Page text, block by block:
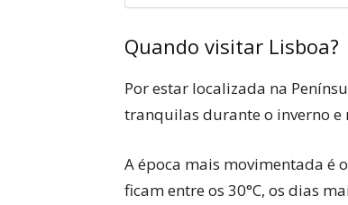
Quando visitar Lisboa?
Por estar localizada na
tranquilas durante o inverno e
A época mais movimentada é o
ficam entre os 30°C, os dias